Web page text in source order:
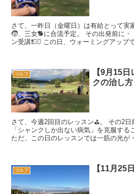
さて、一昨日（金曜日）は有給とって実
🧒、三女🐕に合流予定。 その出発前に・・・朝イチで久々のレッス
ン受講❗️🏌️‍♂️ この日、ウォーミングアップで「これを意識しよう」と思
ゴルフ
【9月15
クの治し
さて、今週2回目のレッスン⛳️。 その2日前（13日）のレッスンでは
「シャンクしか出ない病気」を克服する
ただ、この日のレッスンでは一筋の光が・・・。 短い
ゴルフ 【11月25